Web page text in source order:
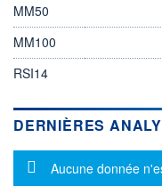
MM50
MM100
RSI14
DERNIÈRES
Message
Aucune donnée